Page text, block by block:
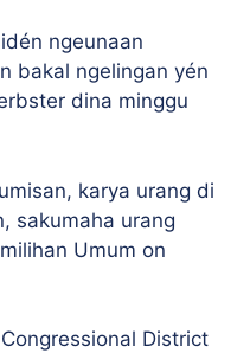
ngeunaan
bakal ngelingan yén
dina minggu
karya urang di
sakumaha urang
Umum on
District